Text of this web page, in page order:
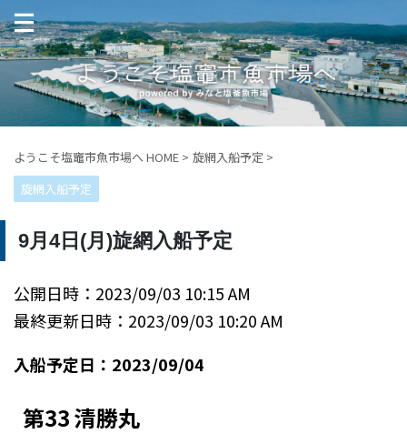
ようこそ塩竈市魚市場へ HOME > 旋網入船予定 >
旋網入船予定
9月4日(月)旋網入船予定
公開日時：2023/09/03 10:15 AM
最終更新日時：2023/09/03 10:20 AM
入船予定日：2023/09/04
第33 清勝丸